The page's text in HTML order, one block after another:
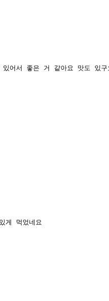
있어서 좋은 거 같아요 맛도 있구
게 먹었네요